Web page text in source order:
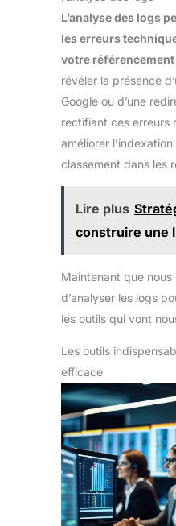
L’analyse des logs
les erreurs
votre
révéler la présence
Google ou d’une
rectifiant ces erreurs
améliorer
classement dans les
Lire plus
construire une
Maintenant que
d’analyser les logs
les outils qui vont
Les outils
efficace